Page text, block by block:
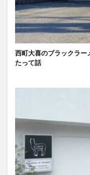
西町大喜のブラックラー
たって話